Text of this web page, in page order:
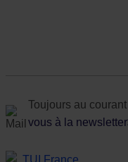
Toujours au
vous à la newsletter
TUI France